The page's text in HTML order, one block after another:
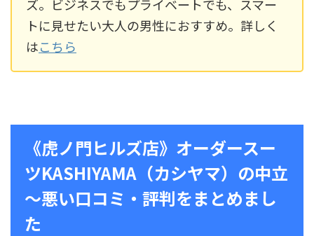
ズ。ビジネスでもプライベートでも、スマー
トに見せたい大人の男性におすすめ。詳しく
はこちら
《虎ノ門ヒルズ店》オーダースー
ツKASHIYAMA（カシヤマ）の中立
～悪い口コミ・評判をまとめまし
た